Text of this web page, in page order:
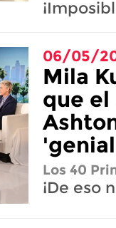
06/05/
Mila
que el
Los 40
¡De eso